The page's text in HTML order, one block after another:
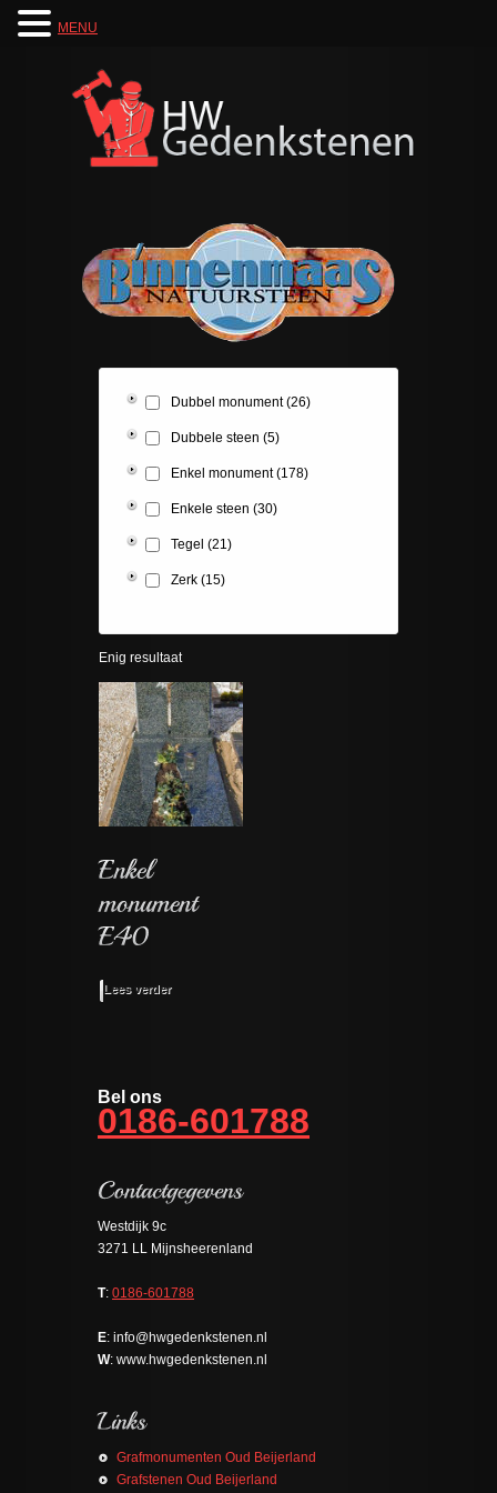
Dubbel monument (26)
Dubbele steen (5)
Enkel monument (178)
Enkele steen (30)
Tegel (21)
Zerk (15)
Enig resultaat
Lees verder
Bel ons
0186-601788
Westdijk 9c
3271 LL Mijnsheerenland
T: 0186-601788
E: info@hwgedenkstenen.nl
W: www.hwgedenkstenen.nl
Grafmonumenten Oud Beijerland
Grafstenen Oud Beijerland
MENU